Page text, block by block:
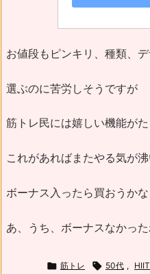
お値段もピンキリ、種類、
選ぶのに苦労しそうですが
筋トレ民には嬉しい機能が
これがあればまたやる気が
ボーナス入ったら買おうかな
あ、うち、ボーナスなかっ
 筋トレ  50代 ,